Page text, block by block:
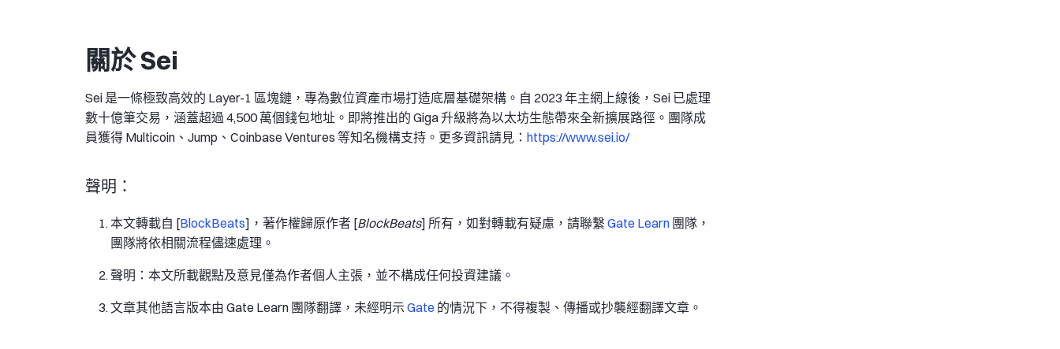
關於 Sei
Sei 是一條極致高效的 Layer-1 區塊鏈，專為數位資產市場打造底層基礎架構。自 2023 年主網上線後，Sei 已處理
數十億筆交易，涵蓋超過 4,500 萬個錢包地址。即將推出的 Giga 升級將為以太坊生態帶來全新擴展路徑。團隊成
員獲得 Multicoin、Jump、Coinbase Ventures 等知名機構支持。更多資訊請見： https://www.sei.io/
聲明：
本文轉載自 [BlockBeats]，著作權歸原作者 [BlockBeats] 所有，如對轉載有疑慮，請聯繫 Gate Learn 團隊，
團隊將依相關流程儘速處理。
聲明：本文所載觀點及意見僅為作者個人主張，並不構成任何投資建議。
文章其他語言版本由 Gate Learn 團隊翻譯，未經明示 Gate 的情況下，不得複製、傳播或抄襲經翻譯文章。